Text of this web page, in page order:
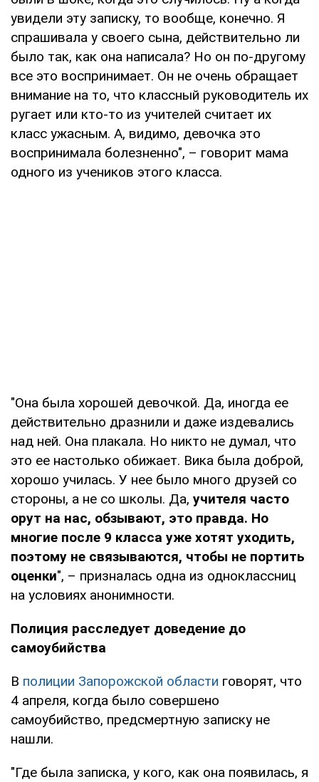
увидели эту записку, то вообще, конечно. Я
спрашивала у своего сына, действительно ли
было так, как она написала? Но он по-другому
все это воспринимает. Он не очень обращает
внимание на то, что классный руководитель их
ругает или кто-то из учителей считает их
класс ужасным. А, видимо, девочка это
воспринимала болезненно", – говорит мама
одного из учеников этого класса.
"Она была хорошей девочкой. Да, иногда ее
действительно дразнили и даже издевались
над ней. Она плакала. Но никто не думал, что
это ее настолько обижает. Вика была доброй,
хорошо училась. У нее было много друзей со
стороны, а не со школы. Да, учителя часто
орут на нас, обзывают, это правда. Но
многие после 9 класса уже хотят уходить,
поэтому не связываются, чтобы не портить
оценки", – призналась одна из одноклассниц
на условиях анонимности.
Полиция расследует доведение до
самоубийства
В полиции Запорожской области говорят, что
4 апреля, когда было совершено
самоубийство, предсмертную записку не
нашли.
"Где была записка, у кого, как она появилась, я